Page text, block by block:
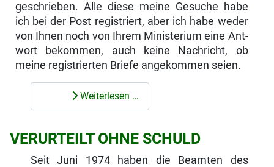
geschrieben. Alle diese meine Gesuche habe
ich bei der Post regi­striert, aber ich habe weder
von Ihnen noch von Ihrem Ministerium eine Ant­
wort bekommen, auch keine Nachricht, ob
meine registrierten Briefe ange­kommen seien.
Weiterlesen …
VERURTEILT OHNE SCHULD
Seit Juni 1974 haben die Beamten des